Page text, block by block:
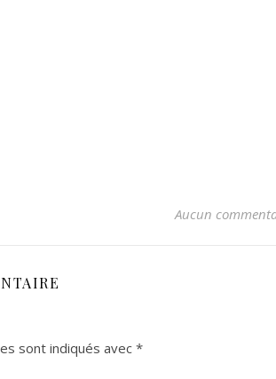
Aucun
sont indiqués avec*